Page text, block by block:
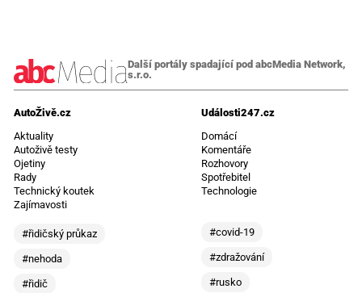
Další portály spadající pod abcMedia Network,
s.r.o.
AutoŽivě.cz
Aktuality
Autoživě testy
Ojetiny
Rady
Technický koutek
Zajímavosti
#řidičský průkaz
#nehoda
#řidič
Události247.cz
Domácí
Komentáře
Rozhovory
Spotřebitel
Technologie
#covid-19
#zdražování
#rusko